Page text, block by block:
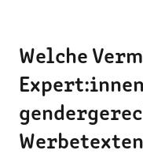
Welche